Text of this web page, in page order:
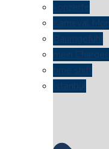
konzerte
Karneval
Baumgefühl
mein
time shift
Istanbul